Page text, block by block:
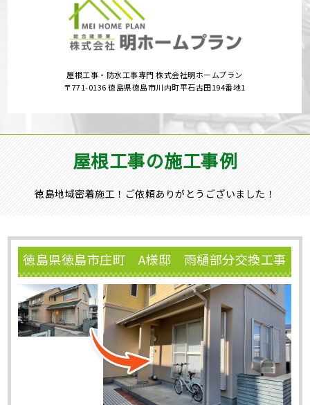
屋根工事・防水工事専門 株式会社明ホームプラン
〒771-0136 徳島県徳島市川内町平石古田194番地1
屋根工事の施工事例
徳島地域密着施工！ご依頼ありがとうございました！
徳島県徳島市庄町 A様邸 雨樋部分交換工事